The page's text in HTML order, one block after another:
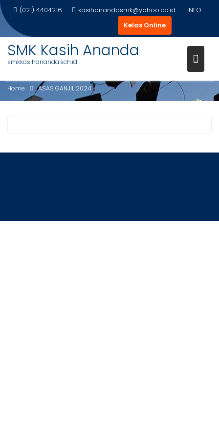
Skip
to
content
(021) 4404216 kasihanandasmk@yahoo.co.id
INFO :
Kelas Online
SMK Kasih Ananda
smkkasihananda.sch.id
ASAS GANJIL 2024
Home ASAS GANJIL 2024